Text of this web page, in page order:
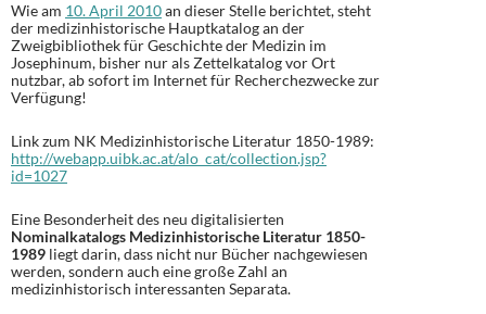
Wie am 10. April 2010an dieser Stelle berichtet, steht
der medizinhistorische Hauptkatalog an der
Zweigbibliothek für Geschichte der Medizin im
Josephinum, bisher nur als Zettelkatalog vor Ort
nutzbar, ab sofort im Internet für Recherchezwecke zur
Verfügung!
Link zum NK Medizinhistorische Literatur 1850-1989:
http://webapp.uibk.ac.at/alo_cat/collection.jsp?
id=1027
Eine Besonderheit des neu digitalisierten
Nominalkatalogs Medizinhistorische Literatur 1850-
1989 liegt darin, dass nicht nur Bücher nachgewiesen
werden, sondern auch eine große Zahl an
medizinhistorisch interessanten Separata.